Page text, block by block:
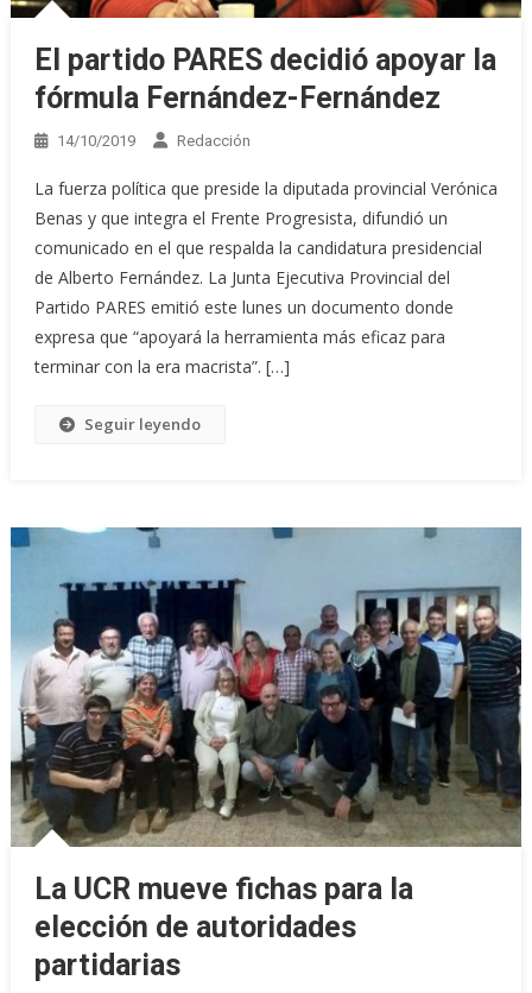
El partido PARES decidió apoyar la
fórmula Fernández-Fernández
14/10/2019 Redacción
La fuerza política que preside la diputada provincial Verónica
Benas y que integra el Frente Progresista, difundió un
comunicado en el que respalda la candidatura presidencial
de Alberto Fernández. La Junta Ejecutiva Provincial del
Partido PARES emitió este lunes un documento donde
expresa que “apoyará la herramienta más eficaz para
terminar con la era macrista”. […]
Seguir leyendo
La UCR mueve fichas para la
elección de autoridades
partidarias